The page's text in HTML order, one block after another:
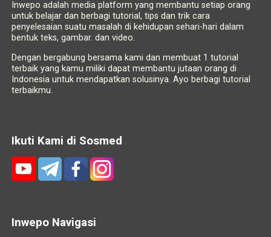
Inwepo adalah media platform yang membantu setiap orang
untuk belajar dan berbagi tutorial, tips dan trik cara
penyelesaian suatu masalah di kehidupan sehari-hari dalam
bentuk teks, gambar. dan video.
Dengan bergabung bersama kami dan membuat 1 tutorial
terbaik yang kamu miliki dapat membantu jutaan orang di
Indonesia untuk mendapatkan solusinya. Ayo berbagi tutorial
terbaikmu.
Ikuti Kami di Sosmed
Inwepo Navigasi